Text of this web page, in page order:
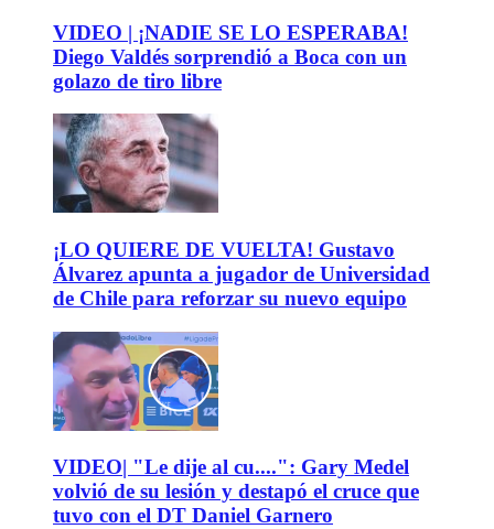
VIDEO | ¡NADIE SE LO ESPERABA!
Diego Valdés sorprendió a Boca con un
golazo de tiro libre
¡LO QUIERE DE VUELTA! Gustavo
Álvarez apunta a jugador de Universidad
de Chile para reforzar su nuevo equipo
VIDEO| "Le dije al cu....": Gary Medel
volvió de su lesión y destapó el cruce que
tuvo con el DT Daniel Garnero